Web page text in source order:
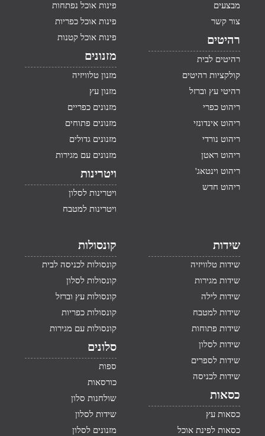
מבצעים
צור קשר
רהיטים
רהיטים לבית
קולקציות רהיטים
רהיטי עץ וברזל
ריהוט כפרי
ריהוט אינדונזי
ריהוט נורדי
ריהוט ראטן
ריהוט וינטאג'
ריהוט חדש
פינות אוכל נפתחות
פינות אוכל כפריות
פינות אוכל קטנות
מזנונים
מזנון טלוויזיה
מזנון עץ
מזנונים כפריים
מזנונים פתוחים
מזנונים גדולים
מזנונים עם מגירות
ויטרינות
ויטרינות לסלון
ויטרינות למטבח
שידות
שידות טלוויזיה
שידות מגירות
שידות לילה
שידות למטבח
שידות פתוחות
שידות לסלון
שידות לספרים
שידות לכניסה
כסאות
כסאות עץ
כסאות לפינת אוכל
קונסולות
קונסולות לכניסה לבית
קונסולות לסלון
קונסולות עץ וברזל
קונסולות כפריות
קונסולות עם מגירות
סלונים
ספות
כורסאות
שולחנות סלון
שידות לסלון
מזנונים לסלון